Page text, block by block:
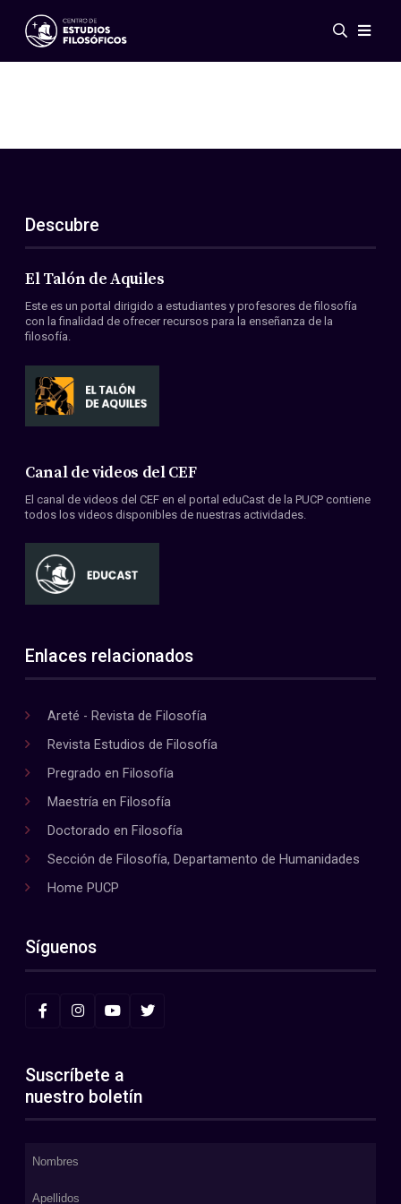
Eventos
ES
EN
Acerca de nosotros
Miembros
Convenios
Descubre
El Talón de Aquiles
Este es un portal dirigido a estudiantes y profesores de filosofía
con la finalidad de ofrecer recursos para la enseñanza de la
filosofía.
Canal de videos del CEF
El canal de videos del CEF en el portal eduCast de la PUCP contiene
todos los videos disponibles de nuestras actividades.
Enlaces relacionados
Areté - Revista de Filosofía
Revista Estudios de Filosofía
Pregrado en Filosofía
Maestría en Filosofía
Doctorado en Filosofía
Sección de Filosofía, Departamento de Humanidades
Home PUCP
Síguenos
Suscríbete a
nuestro boletín